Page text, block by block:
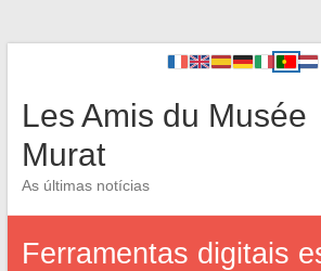
Les Amis du Musée
Murat
As últimas notícias
Ferramentas digitais